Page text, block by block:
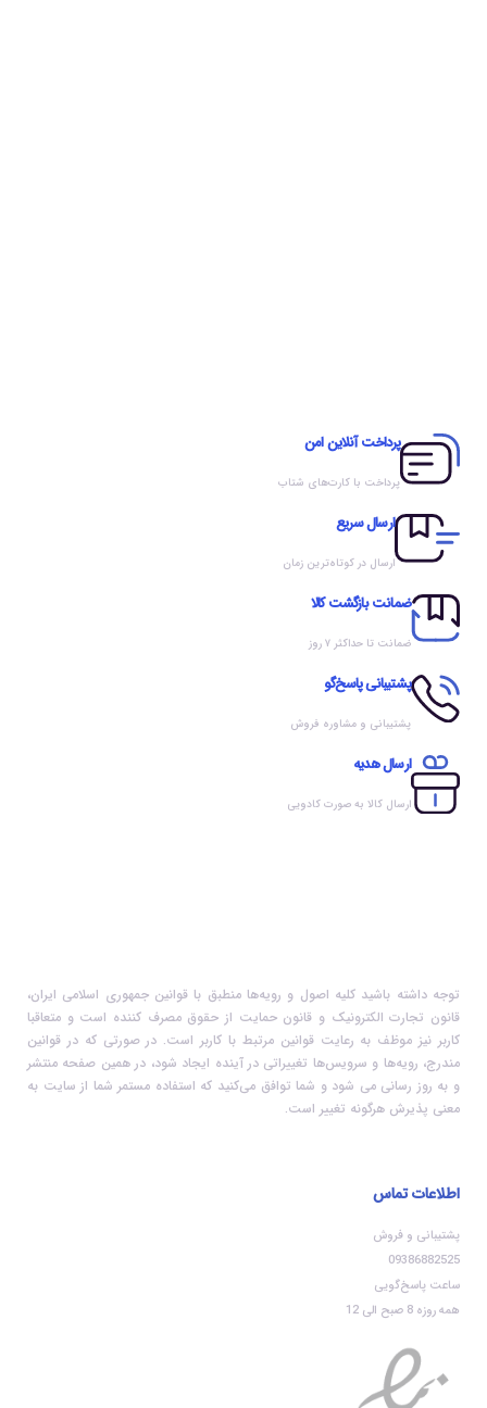
پرداخت آنلاین امن
پرداخت با کارت‌های شتاب
ارسال سریع
ارسال در کوتاه‌ترین زمان
ضمانت بازگشت کالا
ضمانت تا حداکثر ۷ روز
پشتیبانی پاسخ‌گو
پشتیبانی و مشاوره فروش
ارسال هدیه
ارسال کالا به صورت کادویی
توجه داشته باشید کلیه اصول و رویه‏‌ها منطبق با قوانین جمهوری اسلامی ایران،
قانون تجارت الکترونیک و قانون حمایت از حقوق مصرف کننده است و متعاقبا
کاربر نیز موظف به رعایت قوانین مرتبط با کاربر است. در صورتی که در قوانین
مندرج، رویه‏‌ها و سرویس‏‌ها تغییراتی در آینده ایجاد شود، در همین صفحه منتشر
و به روز رسانی می شود و شما توافق می‏‌کنید که استفاده مستمر شما از سایت به
معنی پذیرش هرگونه تغییر است.
اطلاعات تماس
پشتیبانی و فروش
09386882525
ساعت پاسخ‌گویی
همه روزه 8 صبح الی 12